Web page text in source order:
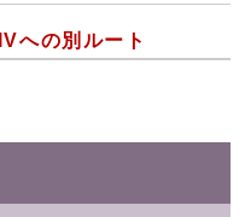
への別ルート